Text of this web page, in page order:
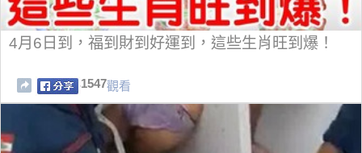
4月6日到，福到財到好運到，這些生肖旺到爆！
1547觀看